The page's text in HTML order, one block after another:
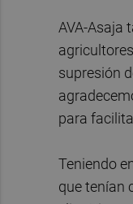
AVA-Asaja
supresión
para
Teniendo
que tenían